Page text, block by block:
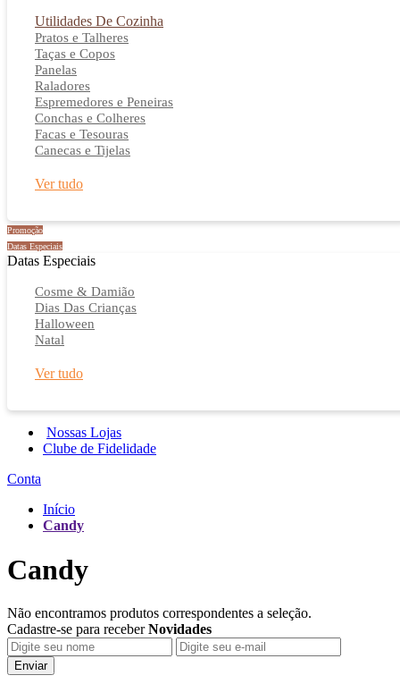
Utilidades De Cozinha
Pratos e Talheres
Taças e Copos
Panelas
Raladores
Espremedores e Peneiras
Conchas e Colheres
Facas e Tesouras
Canecas e Tijelas
Ver tudo
Promoção
Datas Especiais
Datas Especiais
Cosme & Damião
Dias Das Crianças
Halloween
Natal
Ver tudo
Nossas Lojas
Clube de Fidelidade
Conta
Início
Candy
Candy
Não encontramos produtos correspondentes a seleção.
Cadastre-se para receberNovidades
Enviar